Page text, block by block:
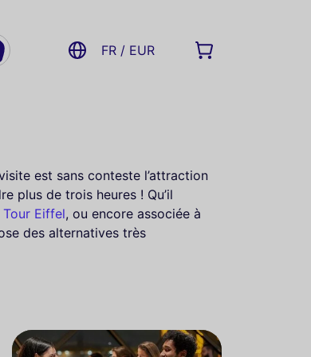
FR / EUR
est sans conteste l’attraction
plus de trois heures ! Qu’il
Tour Eiffel, ou encore associée à
des alternatives très